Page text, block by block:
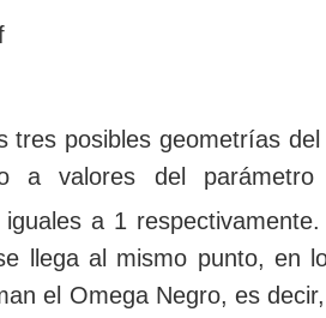
tres posibles geometrías
a valores del
a 1
llega al mismo punto, en
el Omega Negro, es